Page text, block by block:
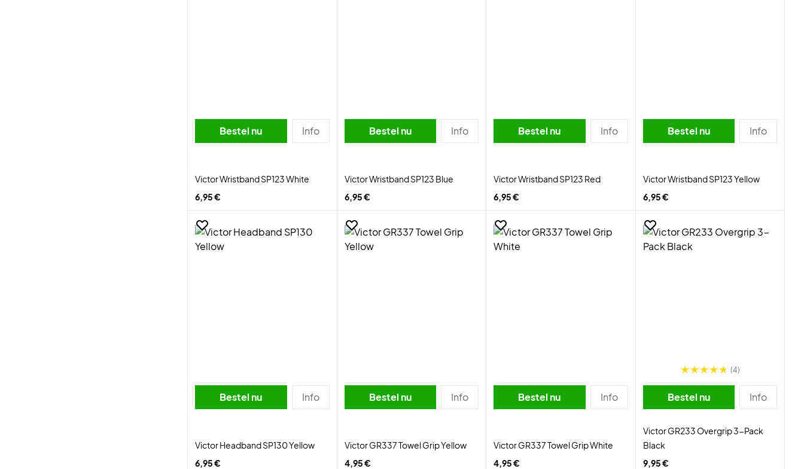
Bestel nu Info
Victor Wristband SP123 White
6,95 €
Bestel nu Info
Victor Wristband SP123 Blue
6,95 €
Bestel nu Info
Victor Wristband SP123 Red
6,95 €
Bestel nu Info
Victor Wristband SP123 Yellow
6,95 €
Bestel nu Info
Victor Headband SP130 Yellow
6,95 €
Bestel nu Info
Victor GR337 Towel Grip Yellow
4,95 €
Bestel nu Info
Victor GR337 Towel Grip White
4,95 €
(4)
Bestel nu Info
Victor GR233 Overgrip 3-Pack
Black
9,95 €